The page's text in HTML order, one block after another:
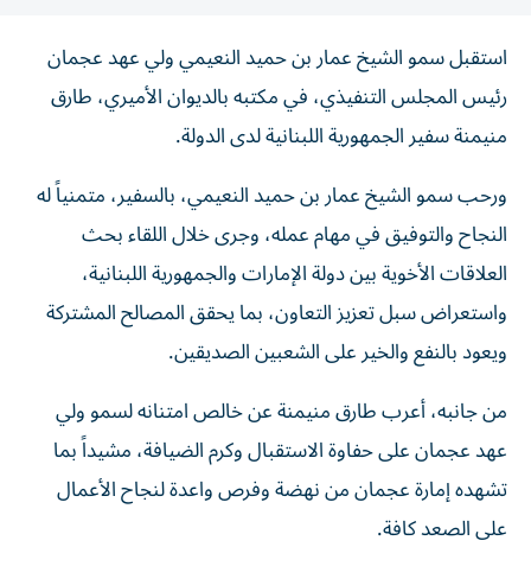
استقبل سمو الشيخ عمار بن حميد النعيمي ولي عهد عجمان
رئيس المجلس التنفيذي، في مكتبه بالديوان الأميري، طارق
منيمنة سفير الجمهورية اللبنانية لدى الدولة.
ورحب سمو الشيخ عمار بن حميد النعيمي، بالسفير، متمنياً له
النجاح والتوفيق في مهام عمله، وجرى خلال اللقاء بحث
العلاقات الأخوية بين دولة الإمارات والجمهورية اللبنانية،
واستعراض سبل تعزيز التعاون، بما يحقق المصالح المشتركة
ويعود بالنفع والخير على الشعبين الصديقين.
من جانبه، أعرب طارق منيمنة عن خالص امتنانه لسمو ولي
عهد عجمان على حفاوة الاستقبال وكرم الضيافة، مشيداً بما
تشهده إمارة عجمان من نهضة وفرص واعدة لنجاح الأعمال
على الصعد كافة.